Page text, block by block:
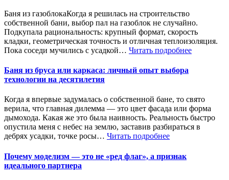
Баня из газоблокаКогда я решилась на строительство
собственной бани, выбор пал на газоблок не случайно.
Подкупала рациональность: крупный формат, скорость
кладки, геометрическая точность и отличная теплоизоляция.
Пока соседи мучились с усадкой… Читать подробнее
Баня из бруса или каркаса: личный опыт выбора
технологии на десятилетия
Когда я впервые задумалась о собственной бане, то свято
верила, что главная дилемма — это цвет фасада или форма
дымохода. Какая же это была наивность. Реальность быстро
опустила меня с небес на землю, заставив разбираться в
дебрях усадки, точке росы… Читать подробнее
Почему моделизм — это не «ред флаг», а признак
идеального партнера